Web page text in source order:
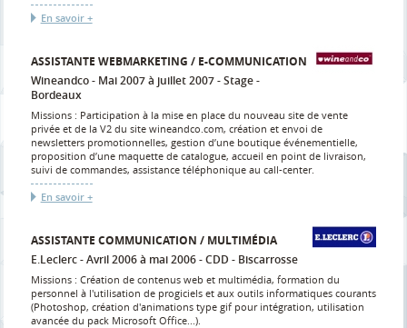
En savoir +
ASSISTANTE WEBMARKETING / E-COMMUNICATION
Wineandco
Mai 2007 à juillet 2007 Stage
Bordeaux
Missions : Participation à la mise en place du nouveau site de vente
privée et de la V2 du site wineandco.com, création et envoi de
newsletters promotionnelles, gestion d’une boutique événementielle,
proposition d’une maquette de catalogue, accueil en point de livraison,
suivi de commandes, assistance téléphonique au call-center.
En savoir +
ASSISTANTE COMMUNICATION / MULTIMÉDIA
E.Leclerc Avril 2006 à mai 2006 CDD Biscarrosse
Missions : Création de contenus web et multimédia, formation du
personnel à l'utilisation de progiciels et aux outils informatiques courants
(Photoshop, création d'animations type gif pour intégration, utilisation
avancée du pack Microsoft Office...).